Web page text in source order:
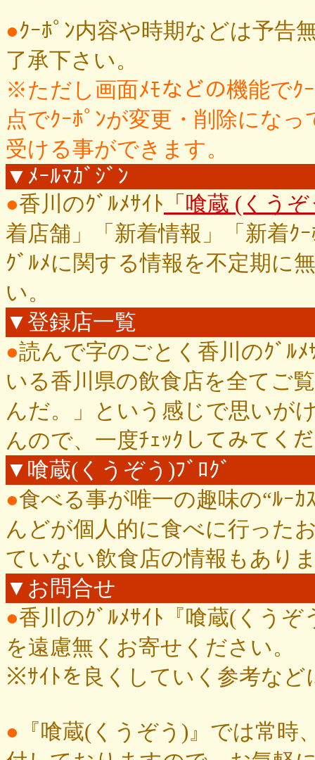
●ｸｰﾎﾟﾝ内容や時期などは予告
了承下さい。
※ただし画面ﾒﾓなどの機能でｸ
点でｸｰﾎﾟﾝが変更・削除にな
受ける事ができます。
▼ﾒｰﾙﾏｶﾞｼﾞﾝ
●香川のｸﾞﾙﾒｻｲﾄ 「喰蔵 (くう
着店舗」「新着情報」「新着ｸ
ｸﾞﾙﾒに関する情報を不定期に
い。
▼登録店一覧
●読んで字のごとく香川のｸﾞﾙ
いる香川県の飲食店を全てご
んだ。」という感じで思いが
んので、一度ﾁｪｯｸしてみてく
▼喰蔵(くうぞう)ﾌﾞﾛｸﾞ
●食べる事が唯一の趣味の“ﾙｰ
んどが個人的に食べに行った
ていない飲食店の情報もあり
▼お問合せ
●香川のｸﾞﾙﾒｻｲﾄ『喰蔵(くう
を遠慮無くお寄せください。
※ｻｲﾄを良くしていく参考な
● 『喰蔵(くうぞう)』では常